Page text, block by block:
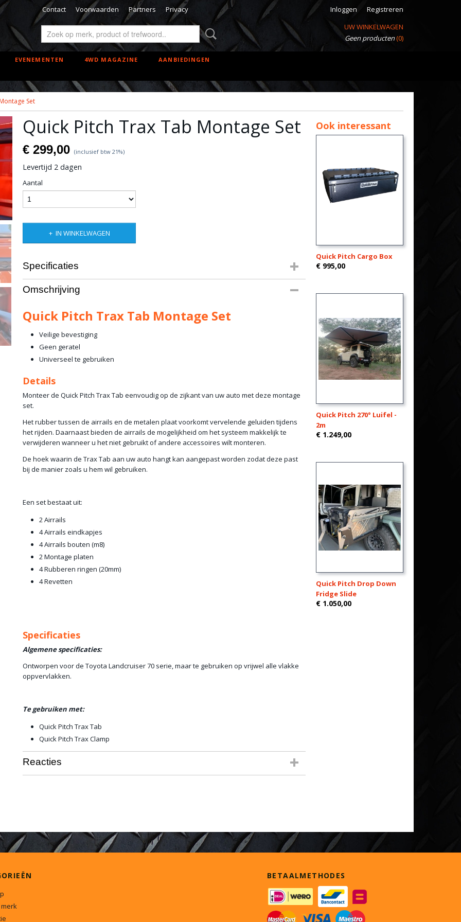
Contact Voorwaarden Partners Privacy Inloggen
Registreren
UW WINKELWAGEN
Geen producten(0)
EVENEMENTEN 4WD MAGAZINE AANBIEDINGEN
Set
Quick Pitch Trax Tab Montage Set
€ 299,00 (inclusief btw 21%)
Levertijd 2 dagen
Aantal
IN WINKELWAGEN
Specificaties
Productcode leverancier
Omschrijving
Quick Pitch Trax Tab Montage Set
Veilige bevestiging
Geen geratel
Universeel te gebruiken
Details
Monteer de Quick Pitch Trax Tab eenvoudig op de zijkant van uw auto met deze montage
set.
Het rubber tussen de airrails en de metalen plaat voorkomt vervelende geluiden tijdens
het rijden. Daarnaast bieden de airrails de mogelijkheid om het systeem makkelijk te
verwijderen wanneer u het niet gebruikt of andere accessoires wilt monteren.
De hoek waarin de Trax Tab aan uw auto hangt kan aangepast worden zodat deze past
bij de manier zoals u hem wil gebruiken.
Een set bestaat uit:
2 Airrails
4 Airrails eindkapjes
4 Airrails bouten (m8)
2 Montage platen
4 Rubberen ringen (20mm)
4 Revetten
Specificaties
Algemene specificaties:
Ontworpen voor de Toyota Landcruiser 70 serie, maar te gebruiken op vrijwel alle vlakke
oppvervlakken.
Te gebruiken met:
Quick Pitch Trax Tab
Quick Pitch Trax Clamp
Reacties
Ook interessant
Quick Pitch Cargo Box
€ 995,00
Quick Pitch 270° Luifel -
2m
€ 1.249,00
Quick Pitch Drop Down
Fridge Slide
€ 1.050,00
BETAALMETHODES